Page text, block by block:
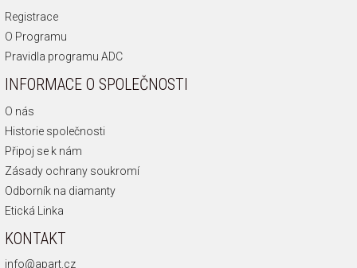
Registrace
O Programu
Pravidla programu ADC
INFORMACE O SPOLEČNOSTI
O nás
Historie společnosti
Připoj se k nám
Zásady ochrany soukromí
Odborník na diamanty
Etická Linka
KONTAKT
info@apart.cz